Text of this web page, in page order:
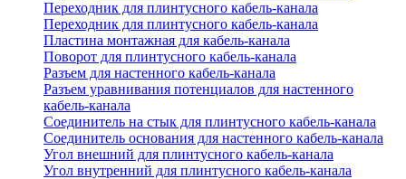
Переходник для плинтусного кабель-канала
Переходник для плинтусного кабель-канала
Пластина монтажная для кабель-канала
Поворот для плинтусного кабель-канала
Разъем для настенного кабель-канала
Разъем уравнивания потенциалов для настенного
кабель-канала
Соединитель на стык для плинтусного кабель-канала
Соединитель основания для настенного кабель-канала
Угол внешний для плинтусного кабель-канала
Угол внутренний для плинтусного кабель-канала